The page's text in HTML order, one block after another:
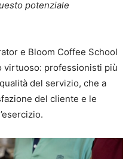
potenziale
e Bloom Coffee School
virtuoso: professionisti più
del servizio, che a
del cliente e le